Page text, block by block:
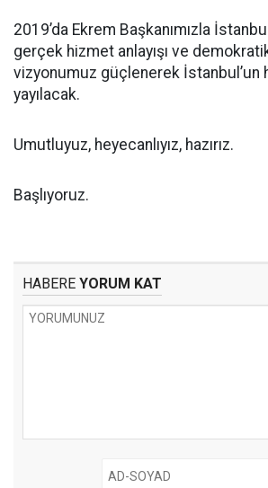
2019’da Ekrem Başkanımızla
gerçek hizmet anlayışı ve
vizyonumuz güçlenerek İstanbul’un
yayılacak.
Umutluyuz, heyecanlıyız, hazırız.
Başlıyoruz.
HABERE YORUM KAT